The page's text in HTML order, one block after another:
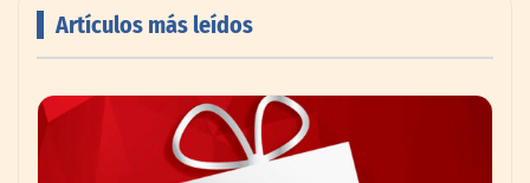
ampliar visualmente cualquier habitación
Artículos más leídos